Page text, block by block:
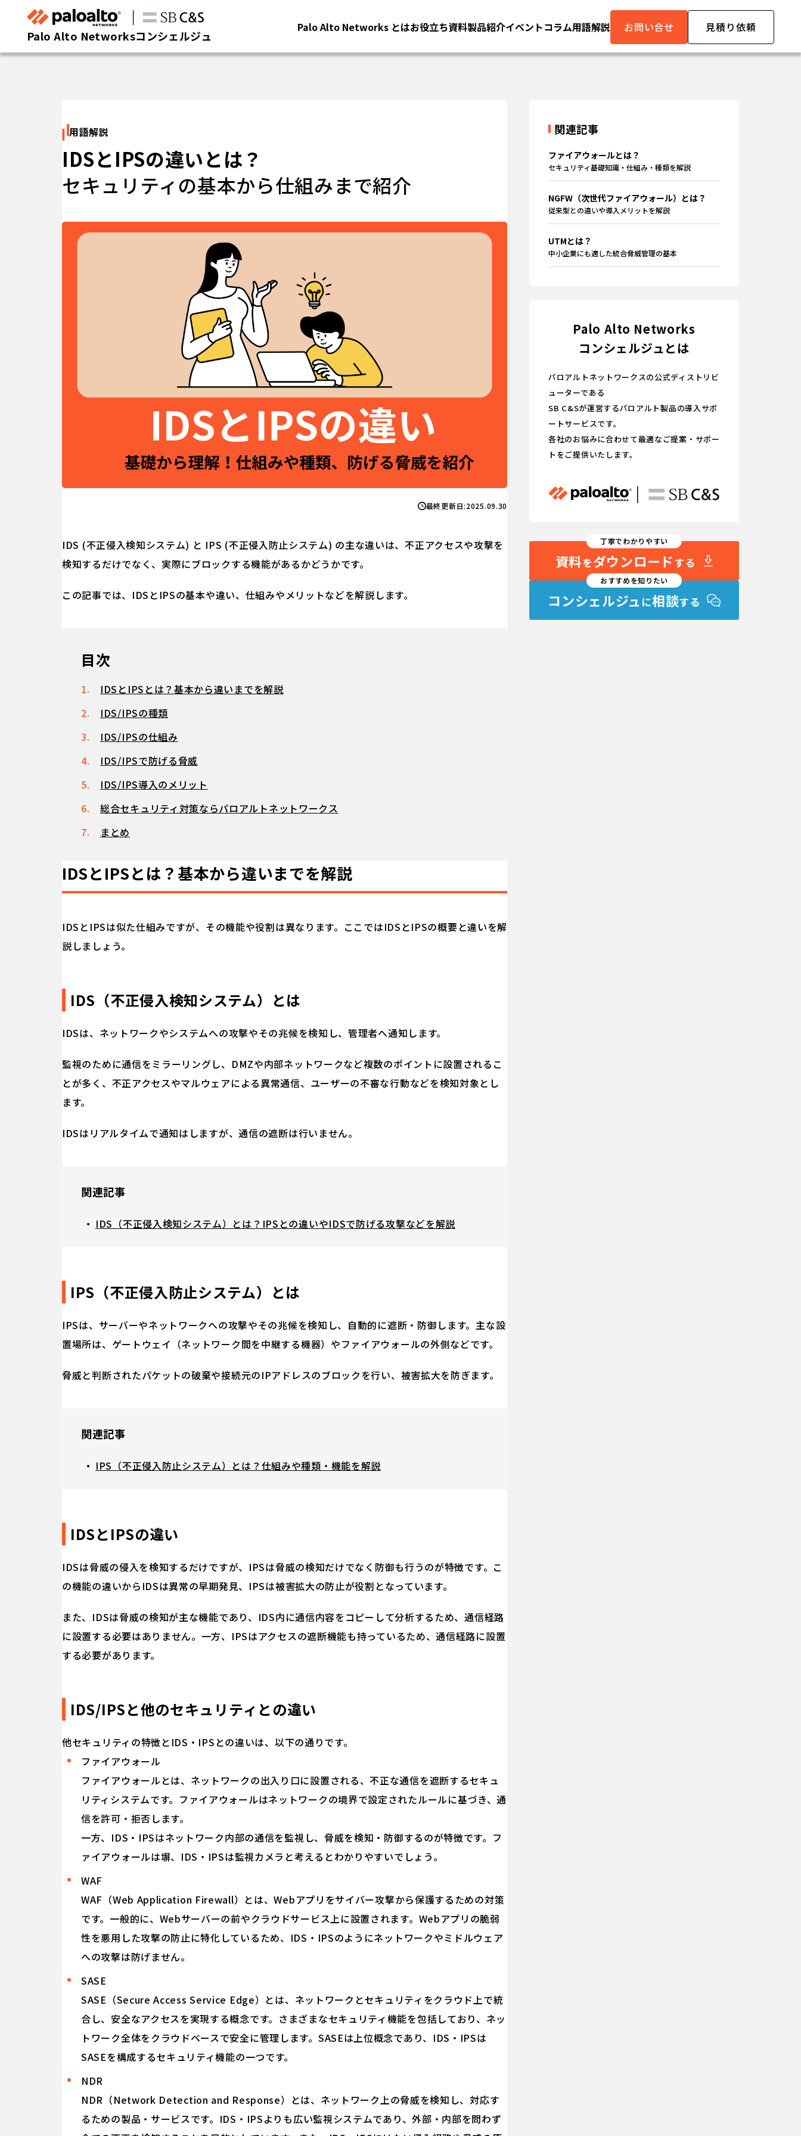
Palo Alto Networksコンシェルジュ
Palo Alto Networks とはお役立ち資料製品紹介イベントコラム用語解説 お問い合せ 見積り依頼
用語解説
IDSとIPSの違いとは？
セキュリティの基本から仕組みまで紹介
最終更新日:2025.09.30
IDS (不正侵入検知システム) と IPS (不正侵入防止システム) の主な違いは、不正アクセスや攻撃を
検知するだけでなく、実際にブロックする機能があるかどうかです。
この記事では、IDSとIPSの基本や違い、仕組みやメリットなどを解説します。
目次
IDSとIPSとは？基本から違いまでを解説
IDS/IPSの種類
IDS/IPSの仕組み
IDS/IPSで防げる脅威
IDS/IPS導入のメリット
総合セキュリティ対策ならパロアルトネットワークス
まとめ
IDSとIPSとは？基本から違いまでを解説
IDSとIPSは似た仕組みですが、その機能や役割は異なります。ここではIDSとIPSの概要と違いを解
説しましょう。
IDS（不正侵入検知システム）とは
IDSは、ネットワークやシステムへの攻撃やその兆候を検知し、管理者へ通知します。
監視のために通信をミラーリングし、DMZや内部ネットワークなど複数のポイントに設置されるこ
とが多く、不正アクセスやマルウェアによる異常通信、ユーザーの不審な行動などを検知対象とし
ます。
IDSはリアルタイムで通知はしますが、通信の遮断は行いません。
関連記事
IDS（不正侵入検知システム）とは？IPSとの違いやIDSで防げる攻撃などを解説
IPS（不正侵入防止システム）とは
IPSは、サーバーやネットワークへの攻撃やその兆候を検知し、自動的に遮断・防御します。主な設
置場所は、ゲートウェイ（ネットワーク間を中継する機器）やファイアウォールの外側などです。
脅威と判断されたパケットの破棄や接続元のIPアドレスのブロックを行い、被害拡大を防ぎます。
関連記事
IPS（不正侵入防止システム）とは？仕組みや種類・機能を解説
IDSとIPSの違い
IDSは脅威の侵入を検知するだけですが、IPSは脅威の検知だけでなく防御も行うのが特徴です。こ
の機能の違いからIDSは異常の早期発見、IPSは被害拡大の防止が役割となっています。
また、IDSは脅威の検知が主な機能であり、IDS内に通信内容をコピーして分析するため、通信経路
に設置する必要はありません。一方、IPSはアクセスの遮断機能も持っているため、通信経路に設置
する必要があります。
IDS/IPSと他のセキュリティとの違い
他セキュリティの特徴とIDS・IPSとの違いは、以下の通りです。
ファイアウォール
ファイアウォールとは、ネットワークの出入り口に設置される、不正な通信を遮断するセキュ
リティシステムです。ファイアウォールはネットワークの境界で設定されたルールに基づき、通
信を許可・拒否します。
一方、IDS・IPSはネットワーク内部の通信を監視し、脅威を検知・防御するのが特徴です。フ
ァイアウォールは塀、IDS・IPSは監視カメラと考えるとわかりやすいでしょう。
WAF
WAF（Web Application Firewall）とは、Webアプリをサイバー攻撃から保護するための対策
です。一般的に、Webサーバーの前やクラウドサービス上に設置されます。Webアプリの脆弱
性を悪用した攻撃の防止に特化しているため、IDS・IPSのようにネットワークやミドルウェア
への攻撃は防げません。
SASE
SASE（Secure Access Service Edge）とは、ネットワークとセキュリティをクラウド上で統
合し、安全なアクセスを実現する概念です。さまざまなセキュリティ機能を包括しており、ネッ
トワーク全体をクラウドベースで安全に管理します。SASEは上位概念であり、IDS・IPSは
SASEを構成するセキュリティ機能の一つです。
NDR
NDR（Network Detection and Response）とは、ネットワーク上の脅威を検知し、対応す
るための製品・サービスです。IDS・IPSよりも広い監視システムであり、外部・内部を問わず
関連記事
ファイアウォールとは？
セキュリティ基礎知識・仕組み・種類を解説
NGFW（次世代ファイアウォール）とは？
従来型との違いや導入メリットを解説
UTMとは？
中小企業にも適した統合脅威管理の基本
Palo Alto Networks
コンシェルジュとは
パロアルトネットワークスの公式ディストリビ
ューターである
SB C&Sが運営するパロアルト製品の導入サポ
ートサービスです。
各社のお悩みに合わせて最適なご提案・サポー
トをご提供いたします。
丁寧でわかりやすい
資料をダウンロードする
おすすめを知りたい
コンシェルジュ に相談する